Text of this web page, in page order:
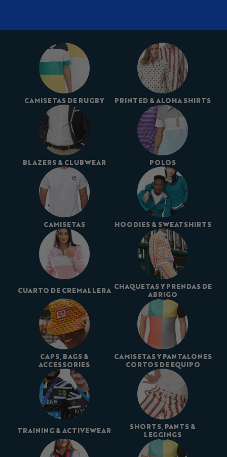
CAMISETAS DE RUGBY PRINTED & ALOHA SHIRTS
BLAZERS & CLUBWEAR POLOS
CAMISETAS HOODIES & SWEATSHIRTS
CUARTO DE CREMALLERA CHAQUETAS Y PRENDAS DE
ABRIGO
CAPS, BAGS &
ACCESSORIES
CAMISETAS Y PANTALONES
CORTOS DE EQUIPO
TRAINING & ACTIVEWEAR
SHORTS, PANTS &
LEGGINGS